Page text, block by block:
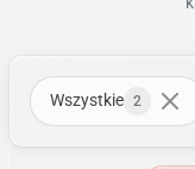
Wszystkie 2